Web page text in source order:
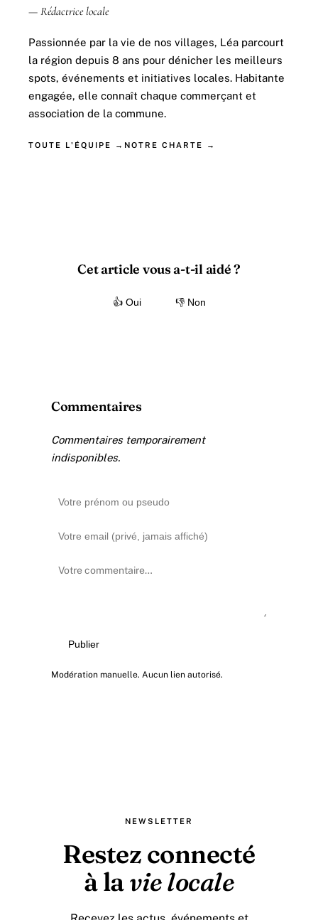
— Rédactrice locale
Passionnée par la vie de nos villages, Léa parcourt
la région depuis 8 ans pour dénicher les meilleurs
spots, événements et initiatives locales. Habitante
engagée, elle connaît chaque commerçant et
association de la commune.
TOUTE L'ÉQUIPE → NOTRE CHARTE →
Cet article vous a-t-il aidé ?
👍 Oui 👎 Non
Commentaires
Commentaires temporairement
indisponibles.
Publier
Modération manuelle. Aucun lien autorisé.
NEWSLETTER
Restez connecté
à lavie locale